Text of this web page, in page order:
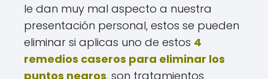
le dan muy mal aspecto a nuestra
presentación personal, estos se pueden
eliminar si aplicas uno de estos 4
remedios caseros para eliminar los
puntos negros, son tratamientos